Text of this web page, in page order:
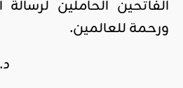
الفاتحين الحاملين
ورحمة للعالمين.